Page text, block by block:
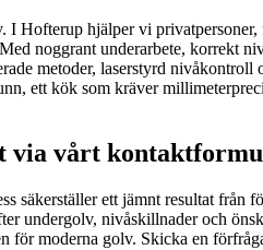
hjälper vi
noggrant underarbete, korrekt
metoder, laserstyrd
ett kök som kräver
via vårt
säkerställer ett jämnt resultat
undergolv, nivåskillnader och
för moderna golv. Skicka en